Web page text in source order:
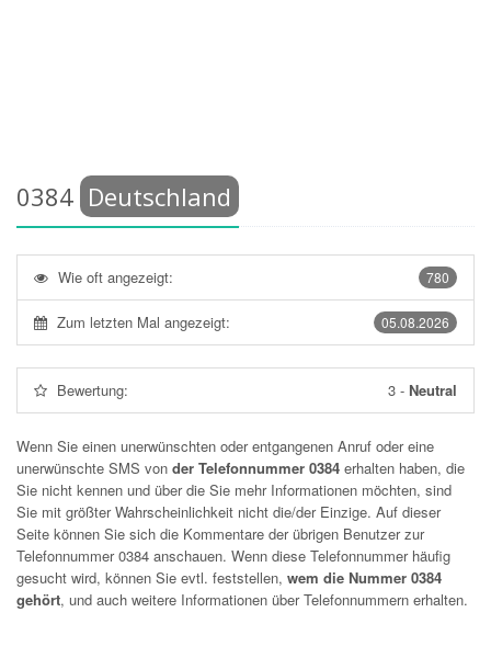
0384 Deutschland
780
Wie oft angezeigt:
05.08.2026
Zum letzten Mal angezeigt:
Bewertung: 3 - Neutral
Wenn Sie einen unerwünschten oder entgangenen Anruf oder eine
unerwünschte SMS von der Telefonnummer 0384 erhalten haben, die
Sie nicht kennen und über die Sie mehr Informationen möchten, sind
Sie mit größter Wahrscheinlichkeit nicht die/der Einzige. Auf dieser
Seite können Sie sich die Kommentare der übrigen Benutzer zur
Telefonnummer0384 anschauen. Wenn diese Telefonnummer häufig
gesucht wird, können Sie evtl. feststellen, wem die Nummer 0384
gehört, und auch weitere Informationen über Telefonnummern erhalten.